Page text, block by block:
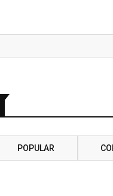
POPULAR